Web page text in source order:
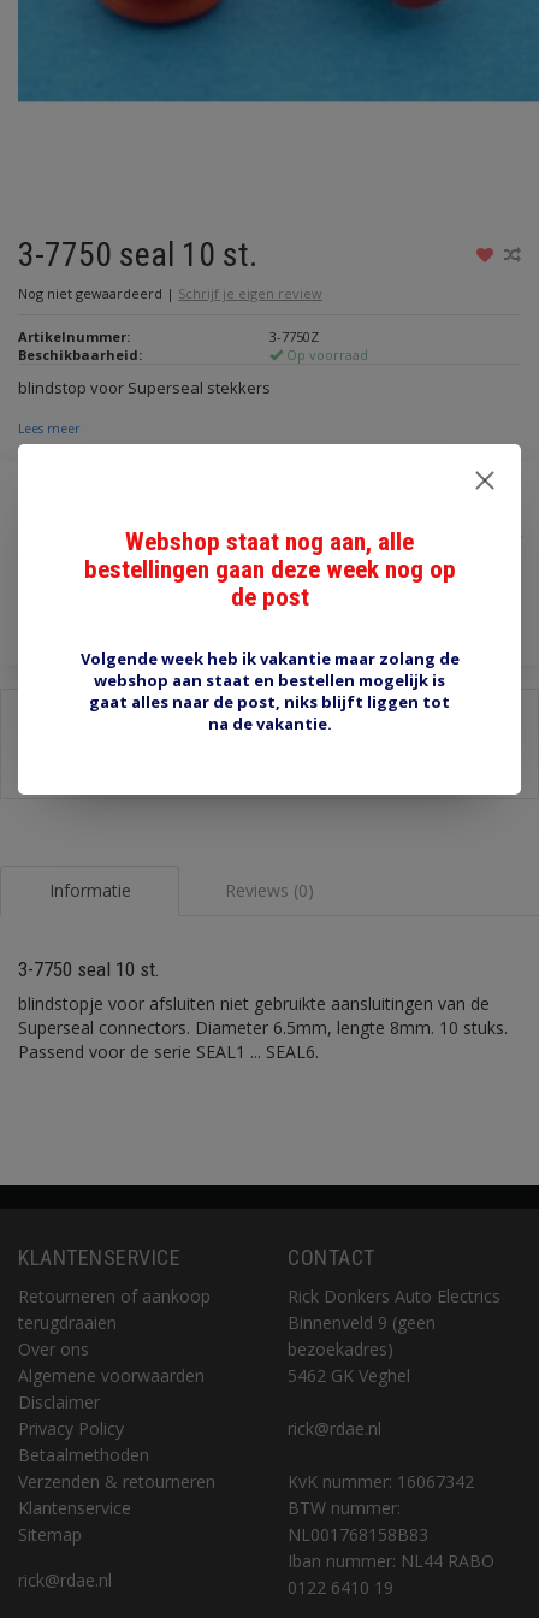
3-7750 seal 10 st.
Nog niet gewaardeerd | Schrijf je eigen review
Artikelnummer:
3-7750Z
Beschikbaarheid:
Op voorraad
blindstop voor Superseal stekkers
Lees meer
Toevoegen aan winkelwagen
Informatie Reviews (0)
3-7750 seal 10 st.
blindstopje voor afsluiten niet gebruikte aansluitingen van de
Superseal connectors. Diameter 6.5mm, lengte 8mm. 10 stuks.
Passend voor de serie SEAL1 ... SEAL6.
KLANTENSERVICE
Retourneren of aankoop
terugdraaien
Over ons
Algemene voorwaarden
Disclaimer
Privacy Policy
Betaalmethoden
Verzenden & retourneren
Klantenservice
Sitemap
rick@rdae.nl
CONTACT
Rick Donkers Auto Electrics
Binnenveld 9 (geen
bezoekadres)
5462 GK Veghel
rick@rdae.nl
KvK nummer: 16067342
BTW nummer:
NL001768158B83
Iban nummer: NL44 RABO
0122 6410 19
Webshop staat nog aan, alle
bestellingen gaan deze week nog op
de post
Volgende week heb ik vakantie maar zolang de
webshop aan staat en bestellen mogelijk is
gaat alles naar de post, niks blijft liggen tot
na de vakantie.